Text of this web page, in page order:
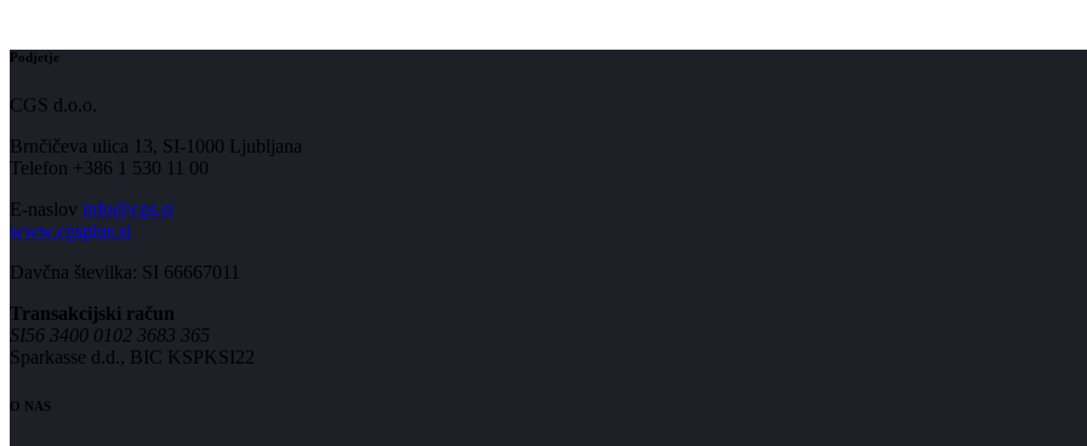
Podjetje
CGS d.o.o.
Brnčičeva ulica 13, SI-1000 Ljubljana
Telefon +386 1 530 11 00
E-naslov info@cgs.si
www.cgsplus.si
Davčna številka: SI 66667011
Transakcijski račun
SI56 3400 0102 3683 365
Sparkasse d.d., BIC KSPKSI22
O NAS